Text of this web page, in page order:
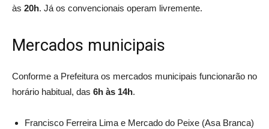
às 20h. Já os convencionais operam livremente.
Mercados municipais
Conforme a Prefeitura os mercados municipais funcionarão no
horário habitual, das 6h às 14h.
Francisco Ferreira Lima e Mercado do Peixe (Asa Branca)